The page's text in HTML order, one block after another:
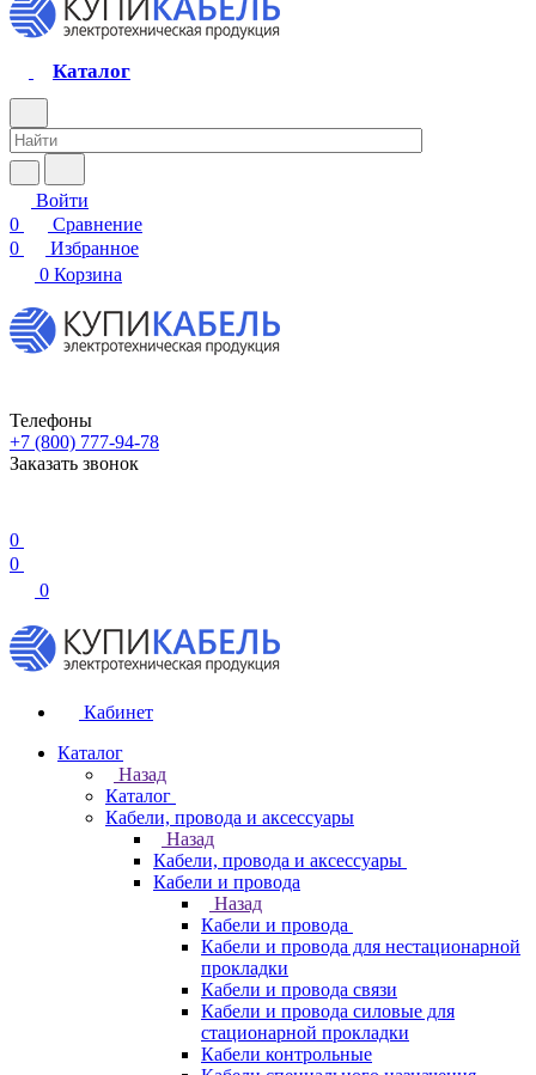
Каталог
Войти
0
Сравнение
0
Избранное
0 Корзина
Телефоны
+7 (800) 777-94-78
Заказать звонок
0
0
0
Кабинет
Каталог
Назад
Каталог
Кабели, провода и аксессуары
Назад
Кабели, провода и аксессуары
Кабели и провода
Назад
Кабели и провода
Кабели и провода для нестационарной
прокладки
Кабели и провода связи
Кабели и провода силовые для
стационарной прокладки
Кабели контрольные